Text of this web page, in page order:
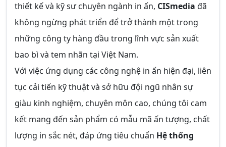
thiết kế và kỹ sư chuyên ngành in ấn, CISmedia đã
không ngừng phát triển để trở thành một trong
những công ty hàng đầu trong lĩnh vực sản xuất
bao bì và tem nhãn tại Việt Nam.
Với việc ứng dụng các công nghệ in ấn hiện đại, liên
tục cải tiến kỹ thuật và sở hữu đội ngũ nhân sự
giàu kinh nghiệm, chuyên môn cao, chúng tôi cam
kết mang đến sản phẩm có mẫu mã ấn tượng, chất
lượng in sắc nét, đáp ứng tiêu chuẩn Hệ thống